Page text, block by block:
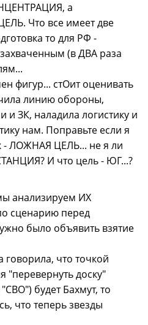
а
Что все имеет две
то для РФ -
(в ДВА раза
фигур... стОит оценивать
линию обороны,
ЗК, наладила логистику и
нам. Поправьте если я
- ЛОЖНАЯ ЦЕЛЬ... не я ли
И что цель - ЮГ...?
анализируем ИХ
сценарию перед
было объявить взятие
говорила, что точкой
"перевернуть доску"
будет Бахмут, то
что теперь звезды